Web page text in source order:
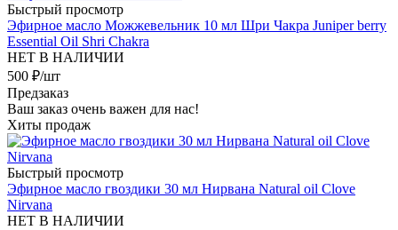
Быстрый просмотр
Эфирное масло Можжевельник 10 мл Шри Чакра Juniper berry
Essential Oil Shri Chakra
НЕТ В НАЛИЧИИ
500 ₽/шт
Предзаказ
Ваш заказ очень важен для нас!
Хиты продаж
Быстрый просмотр
Эфирное масло гвоздики 30 мл Нирвана Natural oil Clove
Nirvana
НЕТ В НАЛИЧИИ